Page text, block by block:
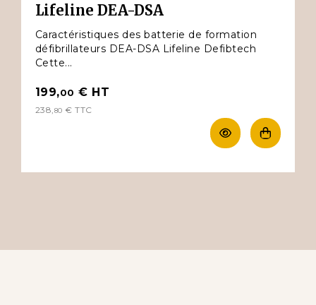
Lifeline DEA-DSA
Caractéristiques des batterie de formation
défibrillateurs DEA-DSA Lifeline Defibtech
Cette...
199,00 € HT
238,80 € TTC